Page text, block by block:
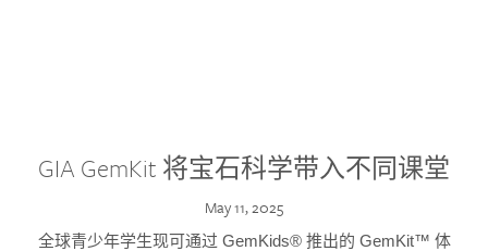
GIA GemKit 将宝石科学带入不同课堂
May 11, 2025
全球青少年学生现可通过 GemKids® 推出的 GemKit™ 体